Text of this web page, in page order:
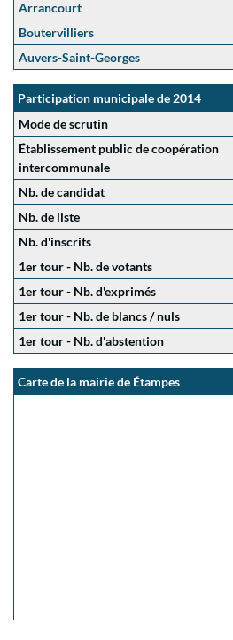
Arrancourt
Boutervilliers
Auvers-Saint-Georges
Participation municipale de 2014
Mode de scrutin
Établissement public de coopération
intercommunale
Nb. de candidat
Nb. de liste
Nb. d'inscrits
1er tour - Nb. de votants
1er tour - Nb. d'exprimés
1er tour - Nb. de blancs / nuls
1er tour - Nb. d'abstention
Carte de la mairie de Étampes